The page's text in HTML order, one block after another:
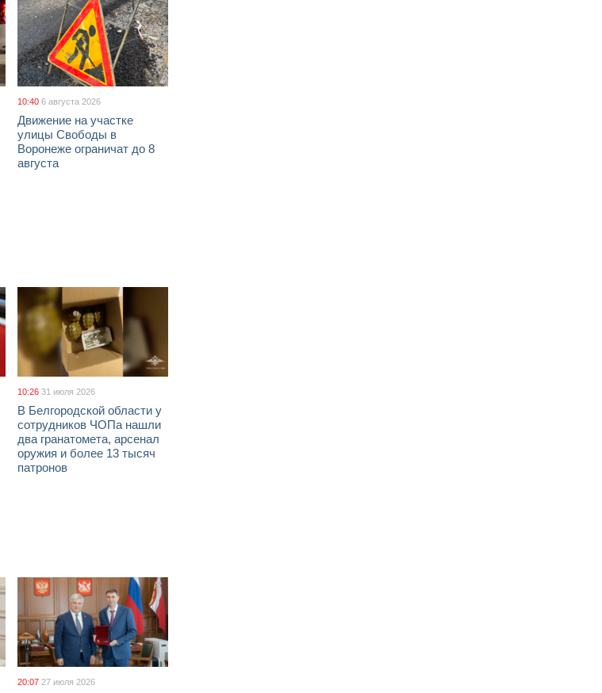
10:40 6 августа 2026
Движение на участке
улицы Свободы в
Воронеже ограничат до 8
августа
10:26 31 июля 2026
В Белгородской области у
сотрудников ЧОПа нашли
два гранатомета, арсенал
оружия и более 13 тысяч
патронов
20:07 27 июля 2026